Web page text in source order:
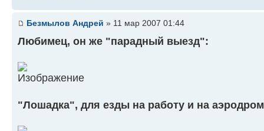
Безмылов Андрей » 11 мар 2007 01:44
Любимец, он же "парадный выезд":
"Лошадка", для езды на работу и на